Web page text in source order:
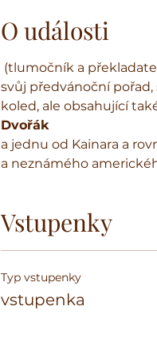
O události
svůj předvánoční
koled, ale obsahující
Dvořák
a jednu od Kainara a
a neznámého
Vstupenky
Typ vstupenky
vstupenka